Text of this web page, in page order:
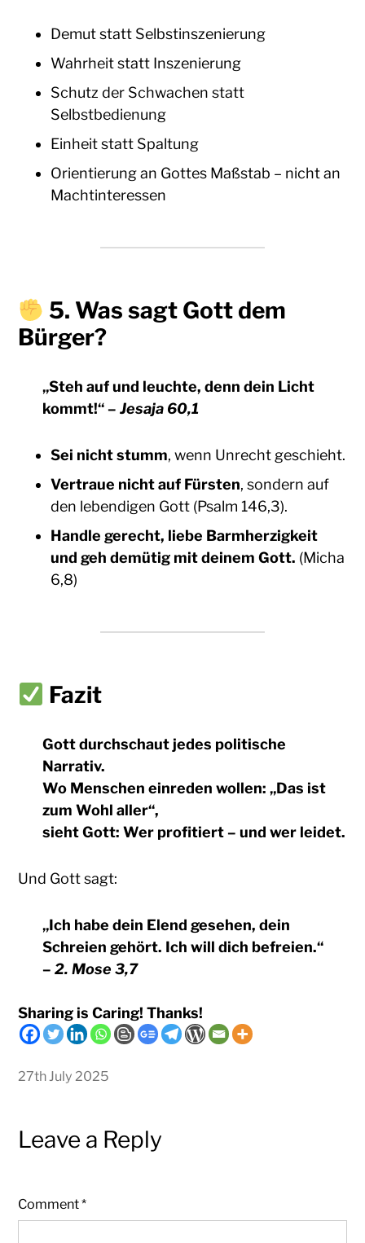
Demut statt Selbstinszenierung
Wahrheit statt Inszenierung
Schutz der Schwachen statt
Selbstbedienung
Einheit statt Spaltung
Orientierung an Gottes Maßstab – nicht an
Machtinteressen
5. Was sagt Gott dem
Bürger?
„Steh auf und leuchte, denn dein Licht
kommt!“–Jesaja 60,1
Sei nicht stumm, wenn Unrecht geschieht.
Vertraue nicht auf Fürsten, sondern auf
den lebendigen Gott (Psalm 146,3).
Handle gerecht, liebe Barmherzigkeit
und geh demütig mit deinem Gott. (Micha
6,8)
Fazit
Gott durchschaut jedes politische
Narrativ.
Wo Menschen einreden wollen: „Das ist
zum Wohl aller“,
sieht Gott:Wer profitiert – und wer leidet.
Und Gott sagt:
„Ich habe dein Elend gesehen, dein
Schreien gehört. Ich will dich befreien.“
–2. Mose 3,7
Sharing is Caring! Thanks!
27th July 2025
Leave a Reply
Comment*